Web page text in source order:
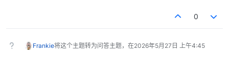
0
Frankie将这个主题转为问答主题，在2026年5月27日 上午4:45